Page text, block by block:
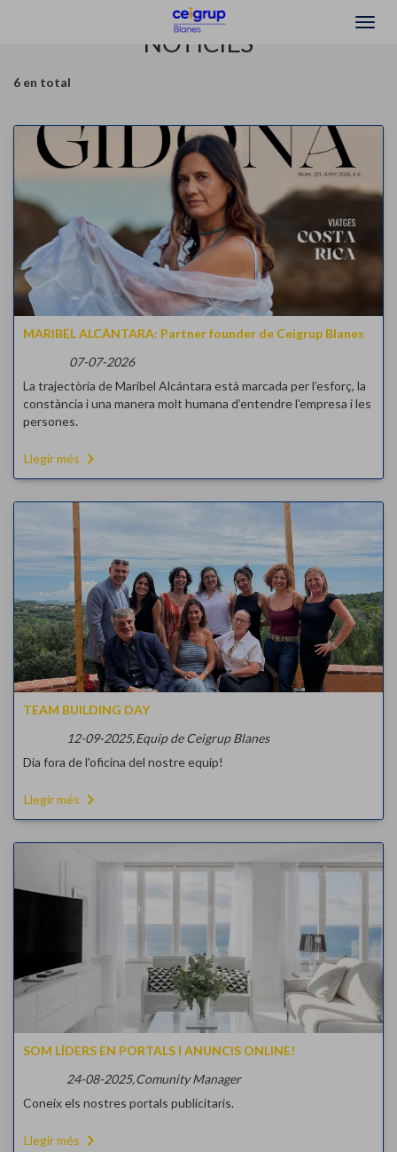
NOTÍCIES
6 en total
MARIBEL ALCÁNTARA: Partner founder de Ceigrup Blanes
07-07-2026
La trajectòria de Maribel Alcántara està marcada per l’esforç, la
constància i una manera molt humana d’entendre l’empresa i les
persones.
Llegir més navigate_next
TEAM BUILDING DAY
12-09-2025,Equip de Ceigrup Blanes
Dia fora de l'oficina del nostre equip!
Llegir més navigate_next
SOM LÍDERS EN PORTALS I ANUNCIS ONLINE!
24-08-2025,Comunity Manager
Coneix els nostres portals publicitaris.
Llegir més navigate_next